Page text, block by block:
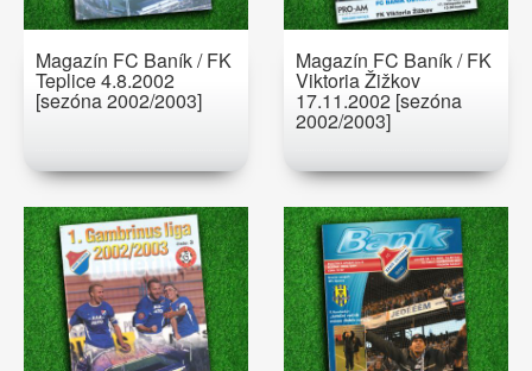
Magazín FC Baník / FK
Teplice 4.8.2002
[sezóna 2002/2003]
Magazín FC Baník / FK
Viktoria Žižkov
17.11.2002 [sezóna
2002/2003]